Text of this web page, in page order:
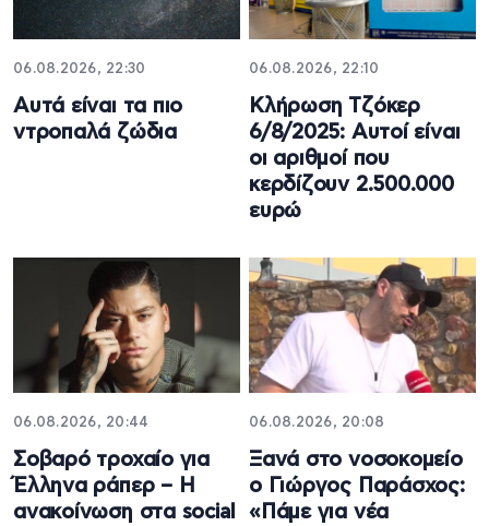
06.08.2026, 22:30
Αυτά είναι τα πιο
ντροπαλά ζώδια
06.08.2026, 22:10
Κλήρωση Τζόκερ
6/8/2025: Αυτοί είναι
οι αριθμοί που
κερδίζουν 2.500.000
ευρώ
06.08.2026, 20:44
Σοβαρό τροχαίο για
Έλληνα ράπερ – Η
ανακοίνωση στα social
06.08.2026, 20:08
Ξανά στο νοσοκομείο
ο Γιώργος Παράσχος:
«Πάμε για νέα